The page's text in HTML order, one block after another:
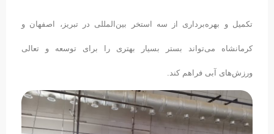
تکمیل و بهره‌برداری از سه استخر بین‌المللی در تبریز، اصفهان و
کرمانشاه می‌تواند بستر بسیار بهتری را برای توسعه و تعالی
ورزش‌های آبی فراهم کند.